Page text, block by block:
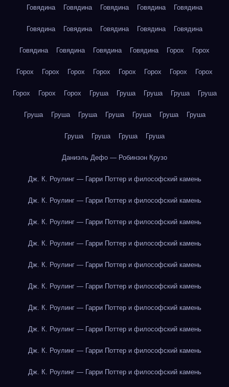
Говядина Говядина Говядина Говядина Говядина
Говядина Говядина Говядина Говядина Говядина
Говядина Говядина Говядина Говядина Горох Горох
Горох Горох Горох Горох Горох Горох Горох Горох
Горох Горох Горох Груша Груша Груша Груша Груша
Груша Груша Груша Груша Груша Груша Груша
Груша Груша Груша Груша
Даниэль Дефо — Робинзон Крузо
Дж. К. Роулинг — Гарри Поттер и философский камень
Дж. К. Роулинг — Гарри Поттер и философский камень
Дж. К. Роулинг — Гарри Поттер и философский камень
Дж. К. Роулинг — Гарри Поттер и философский камень
Дж. К. Роулинг — Гарри Поттер и философский камень
Дж. К. Роулинг — Гарри Поттер и философский камень
Дж. К. Роулинг — Гарри Поттер и философский камень
Дж. К. Роулинг — Гарри Поттер и философский камень
Дж. К. Роулинг — Гарри Поттер и философский камень
Дж. К. Роулинг — Гарри Поттер и философский камень